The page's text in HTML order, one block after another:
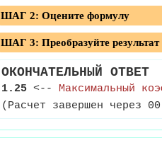
ШАГ 2: Оцените формулу
ШАГ 3: Преобразуйте
ОКОНЧАТЕЛЬНЫЙ ОТВЕТ
1.25 <-- Максимальный
(Расчет завершен через